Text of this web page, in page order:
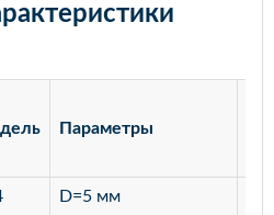
Параметры
D=5 мм